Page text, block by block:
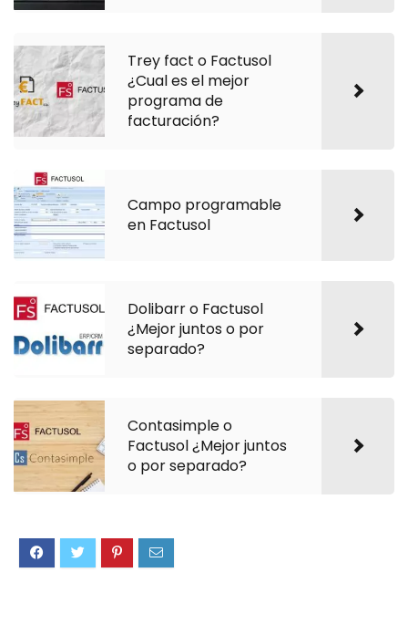
Trey fact o Factusol
¿Cual es el mejor
programa de
facturación?
Campo programable
en Factusol
Dolibarr o Factusol
¿Mejor juntos o por
separado?
Contasimple o
Factusol ¿Mejor juntos
o por separado?